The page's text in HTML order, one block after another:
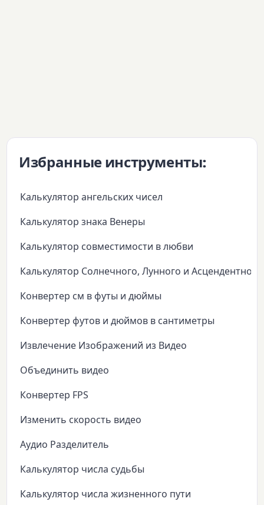
Избранные инструменты:
Калькулятор ангельских чисел
Калькулятор знака Венеры
Калькулятор совместимости в любви
Калькулятор Солнечного, Лунного и Асцендентного
Конвертер см в футы и дюймы
Конвертер футов и дюймов в сантиметры
Извлечение Изображений из Видео
Объединить видео
Конвертер FPS
Изменить скорость видео
Аудио Разделитель
Калькулятор числа судьбы
Калькулятор числа жизненного пути